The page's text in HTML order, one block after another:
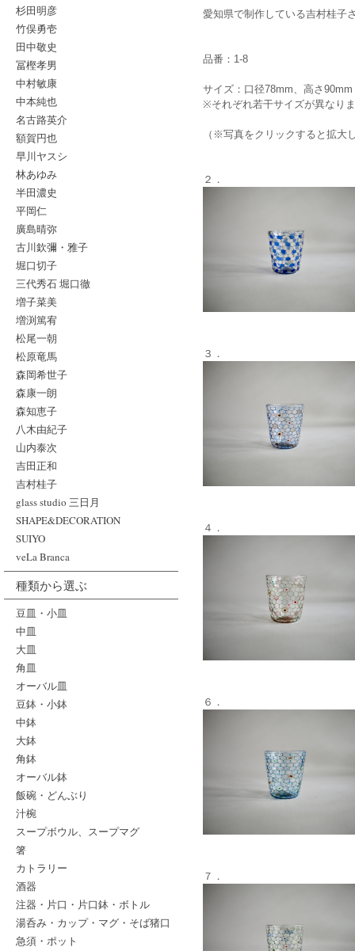
杉田明彦
竹俣勇壱
田中敬史
冨樫孝男
中村敏康
中本純也
名古路英介
額賀円也
早川ヤスシ
林あゆみ
半田濃史
平岡仁
廣島晴弥
古川欽彌・雅子
堀口切子
三代秀石 堀口徹
増子菜美
増渕篤宥
松尾一朝
松原竜馬
森岡希世子
森康一朗
森知恵子
八木由紀子
山内泰次
吉田正和
吉村桂子
glass studio 三日月
SHAPE&DECORATION
SUIYO
veLa Branca
種類から選ぶ
豆皿・小皿
中皿
大皿
角皿
オーバル皿
豆鉢・小鉢
中鉢
大鉢
角鉢
オーバル鉢
飯碗・どんぶり
汁椀
スープボウル、スープマグ
箸
カトラリー
酒器
注器・片口・片口鉢・ボトル
湯呑み・カップ・マグ・そば猪口
急須・ポット
愛知県で制作している吉村桂子
品番：1-8
サイズ：口径78mm、高さ90mm
※それぞれ若干サイズが異なり
（※写真をクリックすると拡大
２．
３．
４．
６．
７．